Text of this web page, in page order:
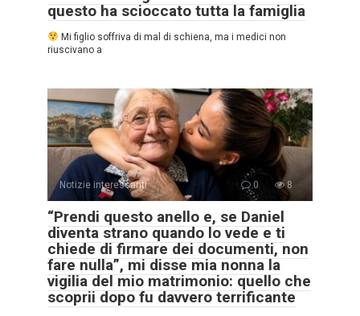
questo ha scioccato tutta la famiglia
Mi figlio soffriva di mal di schiena, ma i medici non
riuscivano a
Notizie interessanti 0 8
“Prendi questo anello e, se Daniel
diventa strano quando lo vede e ti
chiede di firmare dei documenti, non
fare nulla”, mi disse mia nonna la
vigilia del mio matrimonio: quello che
scoprii dopo fu davvero terrificante